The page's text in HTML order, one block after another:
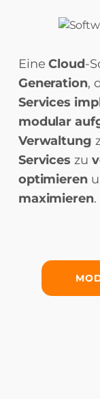
EineCloud-
Generation,
Services
modular
Verwaltung
Services zu
optimieren
maximieren.